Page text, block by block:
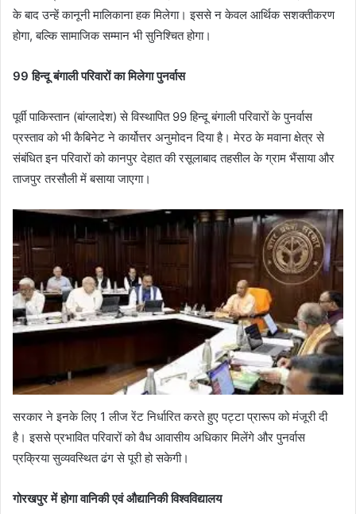
के बाद उन्हें कानूनी मालिकाना हक मिलेगा। इससे न केवल आर्थिक सशक्तीकरण
होगा, बल्कि सामाजिक सम्मान भी सुनिश्चित होगा।
99 हिन्दू बंगाली परिवारों का मिलेगा पुनर्वास
पूर्वी पाकिस्तान (बांग्लादेश) से विस्थापित 99 हिन्दू बंगाली परिवारों के पुनर्वास
प्रस्ताव को भी कैबिनेट ने कार्योत्तर अनुमोदन दिया है। मेरठ के मवाना क्षेत्र से
संबंधित इन परिवारों को कानपुर देहात की रसूलाबाद तहसील के ग्राम भैंसाया और
ताजपुर तरसौली में बसाया जाएगा।
सरकार ने इनके लिए 1 लीज रेंट निर्धारित करते हुए पट्टा प्रारूप को मंजूरी दी
है। इससे प्रभावित परिवारों को वैध आवासीय अधिकार मिलेंगे और पुनर्वास
प्रक्रिया सुव्यवस्थित ढंग से पूरी हो सकेगी।
गोरखपुर में होगा वानिकी एवं औद्यानिकी विश्वविद्यालय